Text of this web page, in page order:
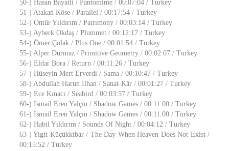
50-) Hasan Bayatli / Pantomime / 00:07:04 / Turkey
51-) Atakan Köse / Parallel / 00:17:54 / Turkey
52-) Ömür Yıldırım / Patrımony / 00:03:14 / Turkey
53-) Ayberk Okdaş / Plummet / 00:12:17 / Turkey
54-) Ömer Çolak / Plus One / 00:01:54 / Turkey
55-) Alper Durmaz / Primitive Geometry / 00:02:07 / Turkey
56-) Eldar Bora / Return / 00:11:26 / Turkey
57-) Hüseyin Mert Erverdi / Sama / 00:10:47 / Turkey
58-) Abdullah Harun Ilhan / Sanat-Kâr / 00:01:27 / Turkey
59-) Ece Kınacı / Seabird / 00:03:57 / Turkey
60-) İsmail Eren Yalçın / Shadow Games / 00:11:00 / Turkey
61-) İsmail Eren Yalçın / Shadow Games / 00:11:00 / Turkey
62-) Habil Yıldırım / Sounds Of Night / 00:04:12 / Turkey
63-) Yigit Küçükkibar / The Day When Heaven Does Not Exist /
00:15:52 / Turkey